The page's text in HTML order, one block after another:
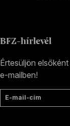
BFZ-hírlevél
Értesüljön
e-mailben!
E-mail-cím